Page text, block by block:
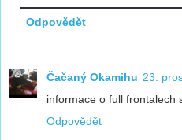
Odpovědět
Čačaný Okamihu 23.
informace o full frontalech
Odpovědět